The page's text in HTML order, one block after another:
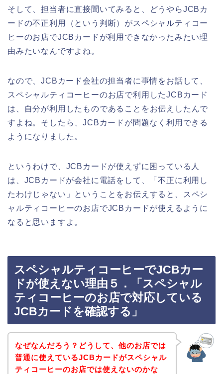
そして、担当者に直接聞いてみると、どうやらJCBカ
ードの不正利用（という判断）がスペシャルティコー
ヒーのお店でJCBカードが利用できなかったみたい理
由みたいなんですよね。
なので、JCBカード会社の担当者に事情をお話して、
スペシャルティコーヒーのお店で利用したJCBカード
は、自分が利用したものであることをお伝えしたんで
すよね。そしたら、JCBカードが問題なく利用できる
ようになりました。
というわけで、JCBカードが使えずに困っている人
は、JCBカードが会社に電話をして、「不正に利用し
たわけじゃない」ということをお伝えすると、スペシ
ャルティコーヒーのお店でJCBカードが使えるように
なると思いますよ。
スペシャルティコーヒーでJCBカー
ドが使えない理由５．「スペシャル
ティコーヒーのお店で対応している
JCBカードを確認する」
なぜなんだろう？どうして、他のお店では
普通に使えているJCBカードがスペシャル
ティコーヒーのお店では使えないのかな